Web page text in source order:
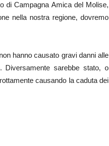
di Campagna Amica del Molise,
nella nostra regione, dovremo
hanno causato gravi danni alle
Diversamente sarebbe stato, o
causando la caduta dei